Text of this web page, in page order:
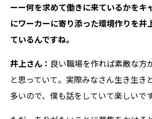
ーー何を求めて働きに来ているかをキ
にワーカーに寄り添った環境作りを井
ているんですね。
井上さん： 良い職場を作れば素敵な方
と思っていて。実際みなさん生き生き
多いので、僕も話をしていて楽しいで